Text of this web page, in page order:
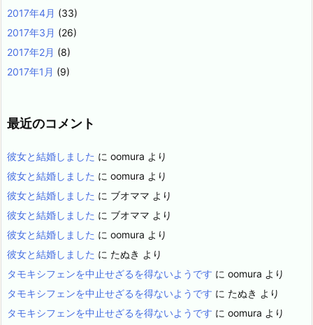
2017年4月 (33)
2017年3月 (26)
2017年2月 (8)
2017年1月 (9)
最近のコメント
彼女と結婚しました に oomura より
彼女と結婚しました に oomura より
彼女と結婚しました に ブオママ より
彼女と結婚しました に ブオママ より
彼女と結婚しました に oomura より
彼女と結婚しました に たぬき より
タモキシフェンを中止せざるを得ないようです に oomura より
タモキシフェンを中止せざるを得ないようです に たぬき より
タモキシフェンを中止せざるを得ないようです に oomura より